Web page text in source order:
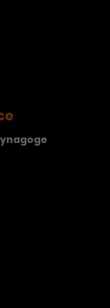
hinweg.